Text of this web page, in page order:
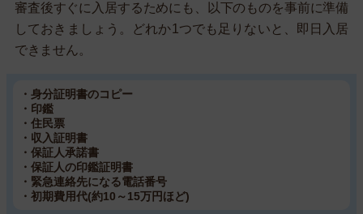
審査後すぐに入居するためにも、以下のものを事前に準備
しておきましょう。どれか1つでも足りないと、即日入居
できません。
・身分証明書のコピー
・印鑑
・住民票
・収入証明書
・保証人承諾書
・保証人の印鑑証明書
・緊急連絡先になる電話番号
・初期費用代(約10～15万円ほど)